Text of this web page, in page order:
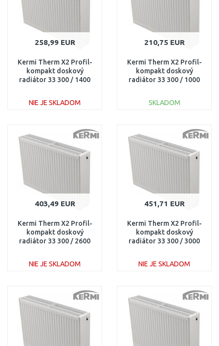
258,99 EUR
Kermi Therm X2 Profil-
kompakt doskový
radiátor 33 300 / 1400
NIE JE SKLADOM
Porovnať
210,75 EUR
Kermi Therm X2 Profil-
kompakt doskový
radiátor 33 300 / 1000
SKLADOM
Porovnať
403,49 EUR
Kermi Therm X2 Profil-
kompakt doskový
radiátor 33 300 / 2600
NIE JE SKLADOM
Porovnať
451,71 EUR
Kermi Therm X2 Profil-
kompakt doskový
radiátor 33 300 / 3000
NIE JE SKLADOM
Porovnať